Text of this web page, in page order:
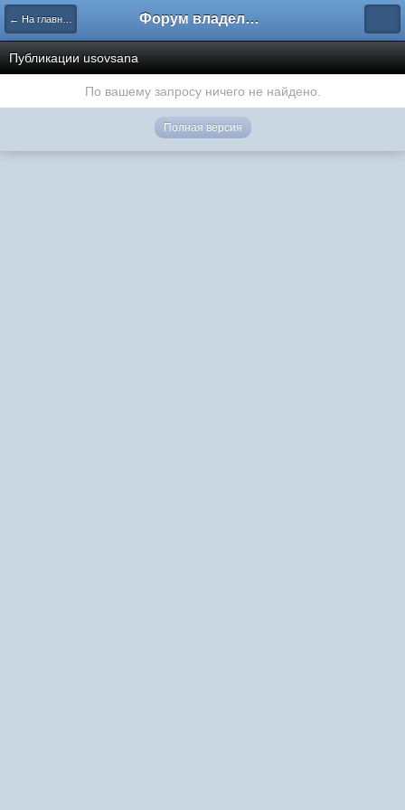
← На главную Форум владельцев интернет-магазинов
Публикации usovsana
По вашему запросу ничего не найдено.
Полная версия